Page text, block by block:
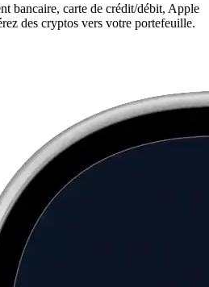
bancaire, carte de crédit/débit, Apple
des cryptos vers votre portefeuille.